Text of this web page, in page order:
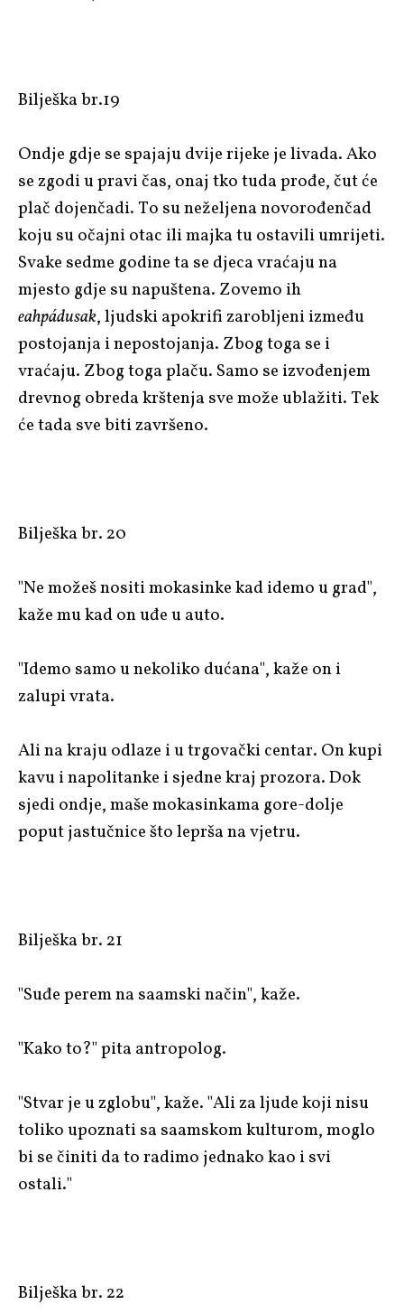
Bilješka br.19
Ondje gdje se spajaju dvije rijeke je livada. Ako
se zgodi u pravi čas, onaj tko tuda prođe, čut će
plač dojenčadi. To su neželjena novorođenčad
koju su očajni otac ili majka tu ostavili umrijeti.
Svake sedme godine ta se djeca vraćaju na
mjesto gdje su napuštena. Zovemo ih
eahpádusak, ljudski apokrifi zarobljeni između
postojanja i nepostojanja. Zbog toga se i
vraćaju. Zbog toga plaču. Samo se izvođenjem
drevnog obreda krštenja sve može ublažiti. Tek
će tada sve biti završeno.
Bilješka br. 20
"Ne možeš nositi mokasinke kad idemo u grad",
kaže mu kad on uđe u auto.
"Idemo samo u nekoliko dućana", kaže on i
zalupi vrata.
Ali na kraju odlaze i u trgovački centar. On kupi
kavu i napolitanke i sjedne kraj prozora. Dok
sjedi ondje, maše mokasinkama gore-dolje
poput jastučnice što leprša na vjetru.
Bilješka br. 21
"Suđe perem na saamski način", kaže.
"Kako to?" pita antropolog.
"Stvar je u zglobu", kaže. "Ali za ljude koji nisu
toliko upoznati sa saamskom kulturom, moglo
bi se činiti da to radimo jednako kao i svi
ostali."
Bilješka br. 22